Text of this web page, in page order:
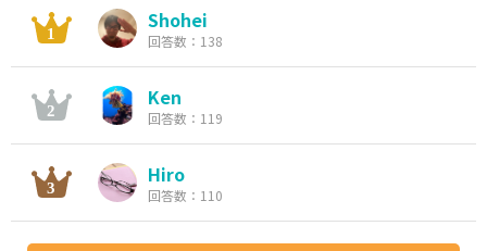
Shohei
回答数：138
Ken
回答数：119
Hiro
回答数：110